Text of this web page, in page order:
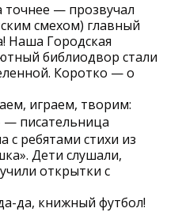
точнее — прозвучал
смехом) главный
Наша Городская
библиодвор стали
Коротко — о
играем, творим:
— писательница
с ребятами стихи из
Дети слушали,
открытки с
да, книжный футбол!